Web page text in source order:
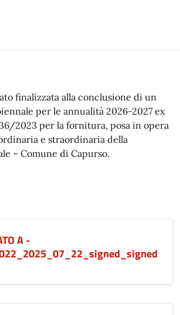
finalizzata alla conclusione di un
per le annualità 2026-2027 ex
2023 per la fornitura, posa in opera
e straordinaria della
– Comune di Capurso.
A -